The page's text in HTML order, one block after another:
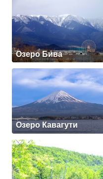
Озеро Бива
Озеро Кавагути